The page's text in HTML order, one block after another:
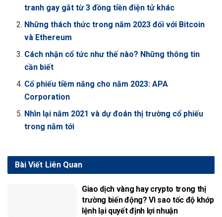
tranh gay gắt từ 3 đồng tiền điện tử khác
Những thách thức trong năm 2023 đối với Bitcoin
và Ethereum
Cách nhận cổ tức như thế nào? Những thông tin
cần biết
Cổ phiếu tiềm năng cho năm 2023: APA
Corporation
Nhìn lại năm 2021 và dự đoán thị trường cổ phiếu
trong năm tới
Liên Quan
Bài Viết
Giao dịch vàng hay crypto trong thị
trường biến động? Vì sao tốc độ khớp
lệnh lại quyết định lợi nhuận